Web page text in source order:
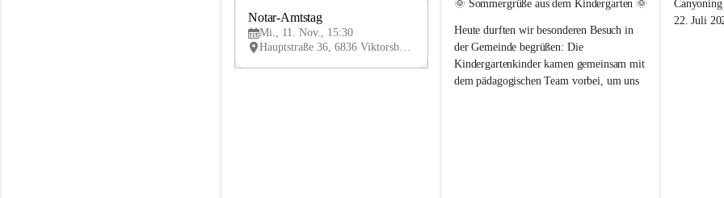
V
Notar-Amtstag
Mi., 11. Nov., 15:30
Hauptstraße 36, 6836 Viktorsberg, AUT
i
t
o
r
s
🌞 Sommergrüße aus dem Kindergarten 🌞
Heute durften wir besonderen Besuch in
der Gemeinde begrüßen: Die
Kindergartenkinder kamen gemeinsam mit
dem pädagogischen Team vorbei, um uns
i
k
22. Juli